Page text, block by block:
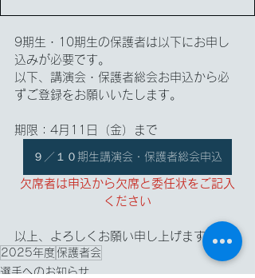
9期生・10期生の保護者は以下にお申し
込みが必要です。
以下、講演会・保護者総会お申込から必
ずご登録をお願いいたします。
期限：4月11日（金）まで
９／１０期生講演会・保護者総会申込
欠席者は申込から欠席と委任状をご記入
ください
以上、よろしくお願い申し上げます。
2025年度 保護者会
選手へのお知らせ